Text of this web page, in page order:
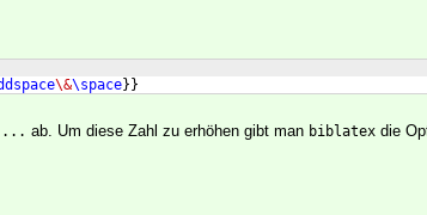
\&\space}}
... ab. Um diese Zahl zu erhöhen gibt man biblatex die